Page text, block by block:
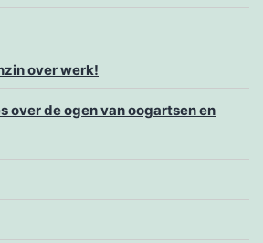
over werk!
over de ogen van oogartsen en